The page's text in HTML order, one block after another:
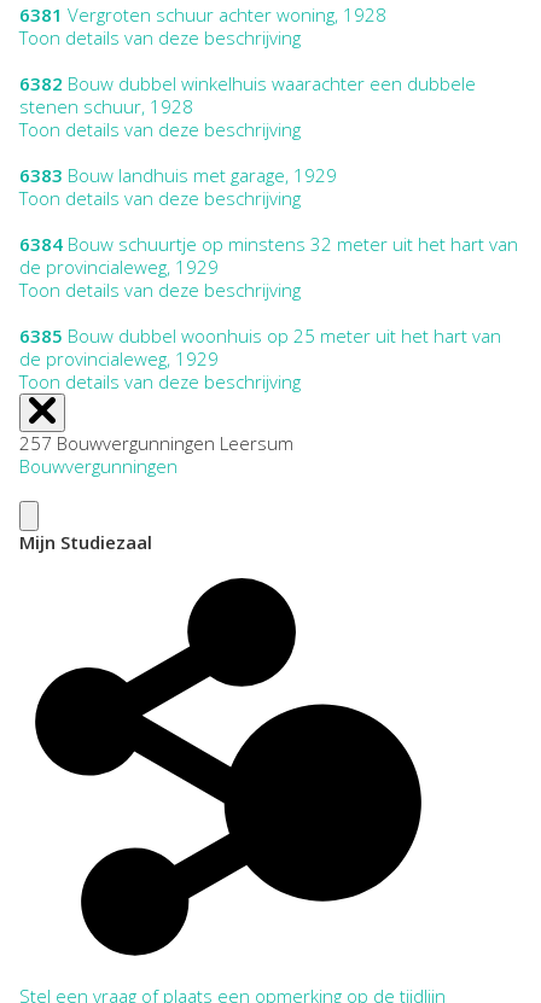
6381 Vergroten schuur achter woning, 1928
Toon details van deze beschrijving
6382 Bouw dubbel winkelhuis waarachter een dubbele
stenen schuur, 1928
Toon details van deze beschrijving
6383 Bouw landhuis met garage, 1929
Toon details van deze beschrijving
6384 Bouw schuurtje op minstens 32 meter uit het hart van
de provincialeweg, 1929
Toon details van deze beschrijving
6385 Bouw dubbel woonhuis op 25 meter uit het hart van
de provincialeweg, 1929
Toon details van deze beschrijving
257 Bouwvergunningen Leersum
Bouwvergunningen
Mijn Studiezaal
Stel een vraag of plaats een opmerking op de tijdlijn